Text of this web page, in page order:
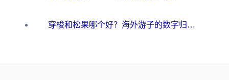
穿梭和松果哪个好？海外游子的数字归乡路，到底该怎么选